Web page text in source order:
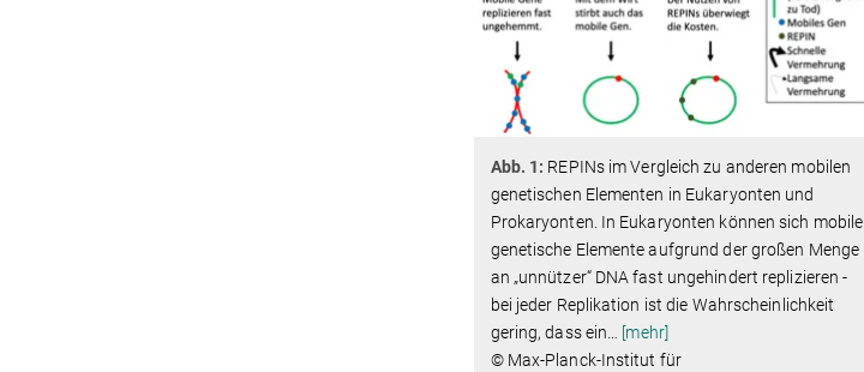
Abb. 1: REPINs im Vergleich zu anderen mobilen
genetischen Elementen in Eukaryonten und
Prokaryonten. In Eukaryonten können sich mobile
genetische Elemente aufgrund der großen Menge
an „unnützer“ DNA fast ungehindert replizieren -
bei jeder Replikation ist die Wahrscheinlichkeit
gering, dass ein
[mehr]
© Max-Planck-Institut für